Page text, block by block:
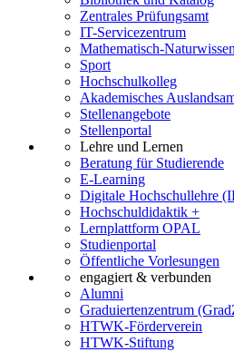
Zentrales Prüfungsamt
IT-Servicezentrum
Mathematisch-
Sport
Hochschulkolleg
Akademisches
Stellenangebote
Stellenportal
Lehre und Lernen
Beratung für Studierende
E-Learning
Digitale Hochschullehre
Hochschuldidaktik +
Lernplattform OPAL
Studienportal
Öffentliche Vorlesungen
engagiert & verbunden
Alumni
Graduiertenzentrum
HTWK-Förderverein
HTWK-Stiftung